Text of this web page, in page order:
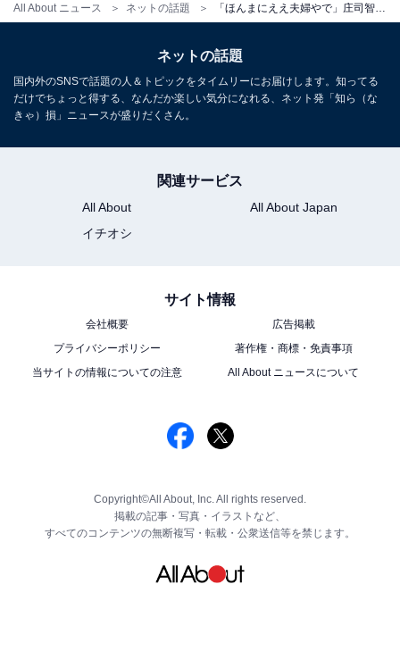
All About ニュース ネットの話題
ネットの話題
国内外のSNSで話題の人＆トピックをタイムリーにお届けします。知ってる
だけでちょっと得する、なんだか楽しい気分になれる、ネット発「知ら（な
きゃ）損」ニュースが盛りだくさん。
関連サービス
All About
All About Japan
イチオシ
サイト情報
会社概要
広告掲載
プライバシーポリシー
著作権・商標・免責事項
当サイトの情報についての注意
All About ニュースについて
Copyright©All About, Inc. All rights reserved.
掲載の記事・写真・イラストなど、
すべてのコンテンツの無断複写・転載・公衆送信等を禁じます。